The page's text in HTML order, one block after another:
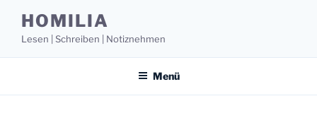
Inhalt
springen
HOMILIA
Lesen | Schreiben | Notiznehmen
Menü